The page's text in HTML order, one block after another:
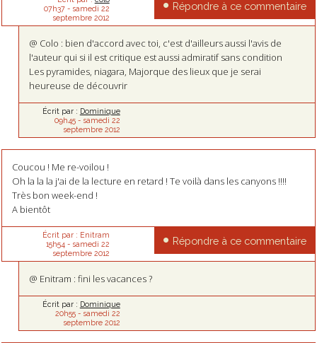
07h37- samedi 22
septembre 2012
Répondre à ce commentaire
@ Colo : bien d'accord avec toi, c'est d'ailleurs aussi l'avis de
l'auteur qui si il est critique est aussi admiratif sans condition
Les pyramides, niagara, Majorque des lieux que je serai
heureuse de découvrir
Écrit par : Dominique
09h45- samedi 22
septembre 2012
Coucou ! Me re-voilou !
Oh la la la j'ai de la lecture en retard ! Te voilà dans les canyons !!!!
Très bon week-end !
A bientôt
Écrit par : Enitram
15h54 - samedi 22
septembre 2012
Répondre à ce commentaire
@ Enitram : fini les vacances ?
Écrit par : Dominique
20h55- samedi 22
septembre 2012